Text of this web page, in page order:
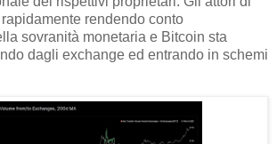
rendendo conto
sovranità monetaria e Bitcoin sta
dagli exchange ed entrando in schemi